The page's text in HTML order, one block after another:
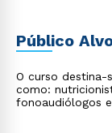
Público
O curso destina-
como:
fonoaudiólogos